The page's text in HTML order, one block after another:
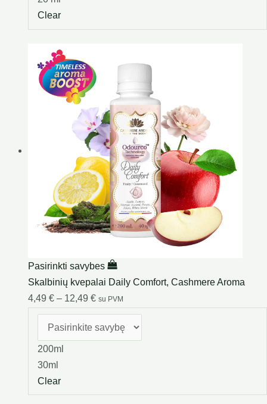
Clear
Pasirinkti savybes
Skalbinių kvepalai Daily Comfort, Cashmere Aroma
4,49 € – 12,49 € su PVM
200ml
30ml
Clear